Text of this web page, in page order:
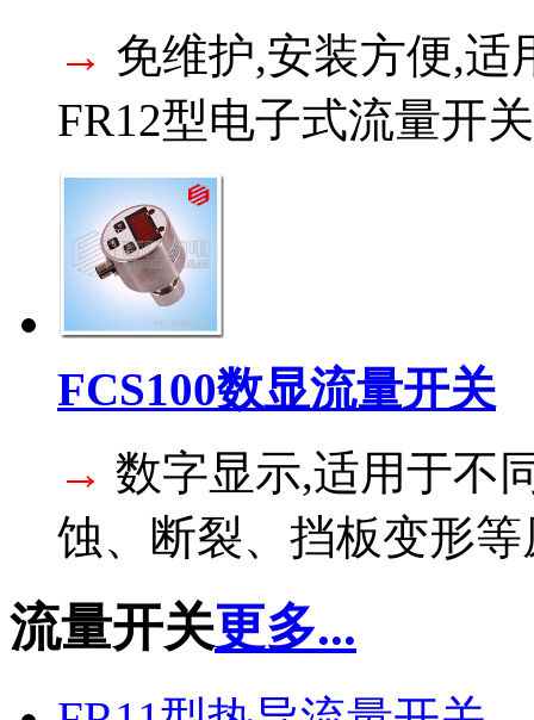
→ 免维护,安装方便,适
FR12型电子式流量开
FCS100数显流量开关
→ 数字显示,适用于不
蚀、断裂、挡板变形
流量开关更多...